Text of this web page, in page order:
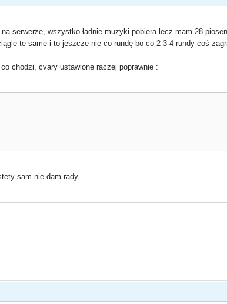
serwerze, wszystko ładnie muzyki pobiera lecz mam 28
te same i to jeszcze nie co rundę bo co 2-3-4 rundy coś
chodzi, cvary ustawione raczej poprawnie :
sam nie dam rady.